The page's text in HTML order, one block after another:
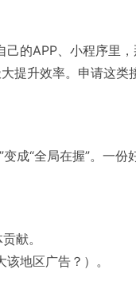
的APP、小程序里，
提升效率。申请这类
成“全局在握”。一份
献。
地区广告？）。